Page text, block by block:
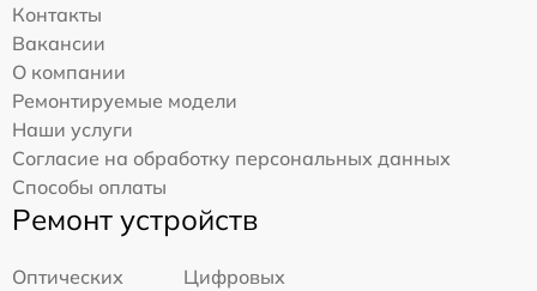
Контакты
Вакансии
О компании
Ремонтируемые модели
Наши услуги
Согласие на обработку персональных данных
Способы оплаты
Ремонт устройств
Оптических
Цифровых